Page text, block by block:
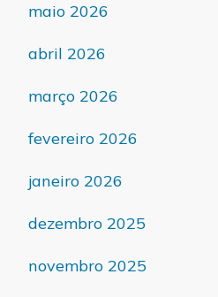
maio 2026
abril 2026
março 2026
fevereiro 2026
janeiro 2026
dezembro 2025
novembro 2025